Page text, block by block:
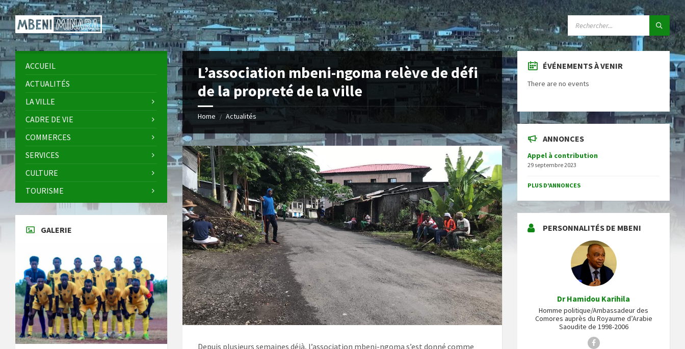
Skip
to
content
Skip
to
left
sidebar
Skip
to
right
sidebar
Skip
to
footer
SEARCH:
L’association mbeni-ngoma relève de défi
de la propreté de la ville
Home / Actualités
Depuis plusieurs semaines déjà, l’association mbeni-ngoma s’est donné comme
ACCUEIL
ACTUALITÉS
LA VILLE
CADRE DE VIE
COMMERCES
SERVICES
CULTURE
TOURISME
GALERIE
ÉVÉNEMENTS À VENIR
There are no events
ANNONCES
Appel à contribution
29 septembre 2023
PLUS D'ANNONCES
PERSONNALITÉS DE MBENI
Dr Hamidou Karihila
Homme politique/Ambassadeur des
Comores auprès du Royaume d’Arabie
Saoudite de 1998-2006
Facebook